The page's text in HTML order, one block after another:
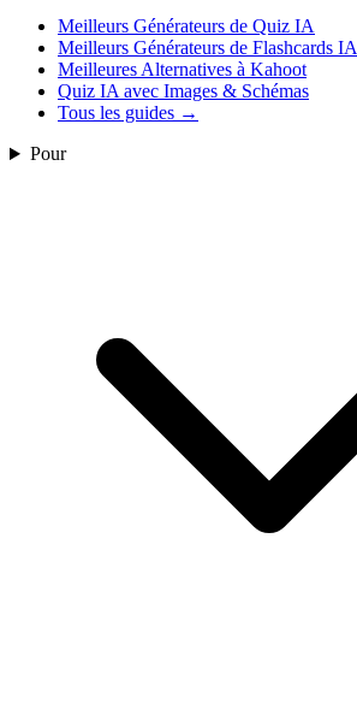
Meilleurs Générateurs de Quiz IA
Meilleurs Générateurs de Flashcards IA
Meilleures Alternatives à Kahoot
Quiz IA avec Images & Schémas
Tous les guides →
Pour